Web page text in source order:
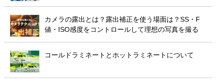
カメラの露出とは？露出補正を使う場面は？SS・F
値・ISO感度をコントロールして理想の写真を撮る
コールドラミネートとホットラミネートについて